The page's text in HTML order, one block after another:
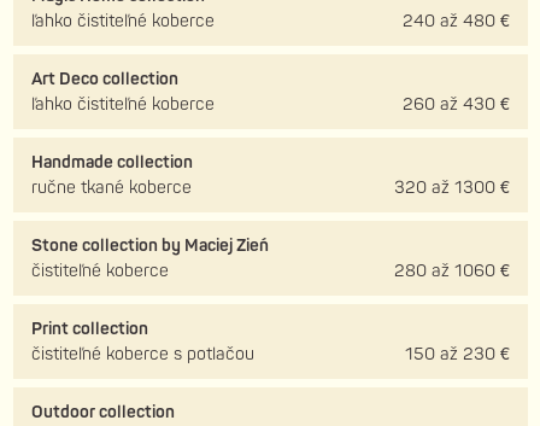
ľahko čistiteľné koberce
240 až 480 €
Art Deco collection
ľahko čistiteľné koberce
260 až 430 €
Handmade collection
ručne tkané koberce
320 až 1300 €
Stone collection by Maciej Zień
čistiteľné koberce
280 až 1060 €
Print collection
čistiteľné koberce s potlačou
150 až 230 €
Outdoor collection